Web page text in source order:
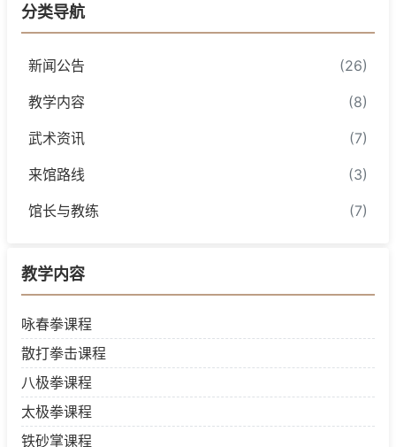
分类导航
新闻公告 (26)
教学内容 (8)
武术资讯 (7)
来馆路线 (3)
馆长与教练 (7)
教学内容
咏春拳课程
散打拳击课程
八极拳课程
太极拳课程
铁砂掌课程